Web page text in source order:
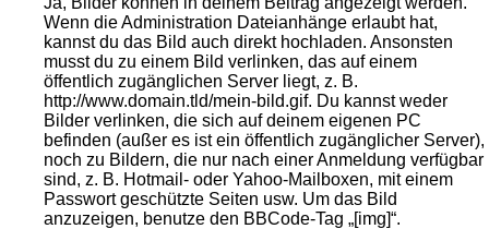
Wenn die Administration Dateianhänge erlaubt hat,
kannst du das Bild auch direkt hochladen. Ansonsten
musst du zu einem Bild verlinken, das auf einem
öffentlich zugänglichen Server liegt, z. B.
http://www.domain.tld/mein-bild.gif. Du kannst weder
Bilder verlinken, die sich auf deinem eigenen PC
befinden (außer es ist ein öffentlich zugänglicher Server),
noch zu Bildern, die nur nach einer Anmeldung verfügbar
sind, z. B. Hotmail- oder Yahoo-Mailboxen, mit einem
Passwort geschützte Seiten usw. Um das Bild
anzuzeigen, benutze den BBCode-Tag „[img]“.